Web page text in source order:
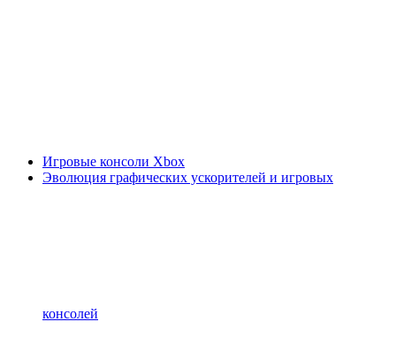
Игровые консоли Xbox
Эволюция графических ускорителей и игровых
консолей